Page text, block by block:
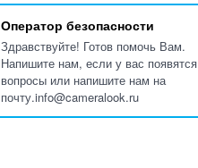
Оператор безопасности
Здравствуйте! Готов помочь Вам.
Напишите нам, если у вас появятся
вопросы или напишите нам на
почту.info@cameralook.ru